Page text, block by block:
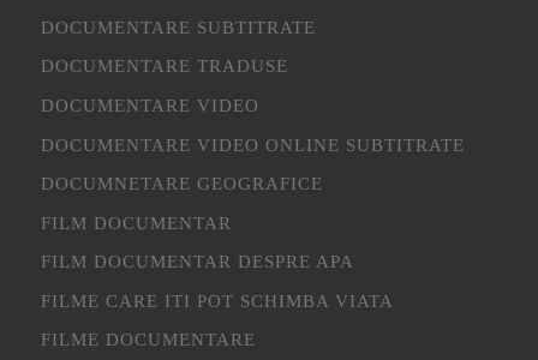
DOCUMENTARE SUBTITRATE
DOCUMENTARE TRADUSE
DOCUMENTARE VIDEO
DOCUMENTARE VIDEO ONLINE SUBTITRATE
DOCUMNETARE GEOGRAFICE
FILM DOCUMENTAR
FILM DOCUMENTAR DESPRE APA
FILME CARE ITI POT SCHIMBA VIATA
FILME DOCUMENTARE